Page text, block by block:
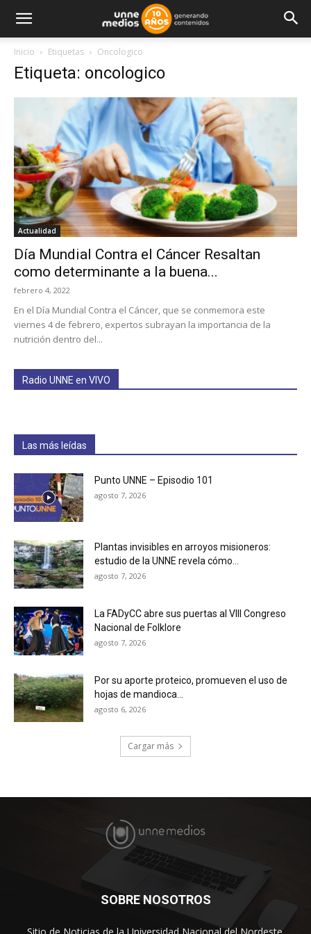
Inicio Etiquetas Oncologico
Etiqueta: oncologico
Actualidad
Día Mundial Contra el Cáncer Resaltan
como determinante a la buena...
febrero 4, 2022
En el Día Mundial Contra el Cáncer, que se conmemora este
viernes 4 de febrero, expertos subrayan la importancia de la
nutrición dentro del...
Radio UNNE en VIVO
Las más leídas
Punto UNNE – Episodio 101
agosto 7, 2026
Plantas invisibles en arroyos misioneros:
estudio de la UNNE revela cómo...
agosto 7, 2026
La FADyCC abre sus puertas al VIII Congreso
Nacional de Folklore
agosto 7, 2026
Por su aporte proteico, promueven el uso de
hojas de mandioca...
agosto 6, 2026
Cargar más
SOBRE NOSOTROS